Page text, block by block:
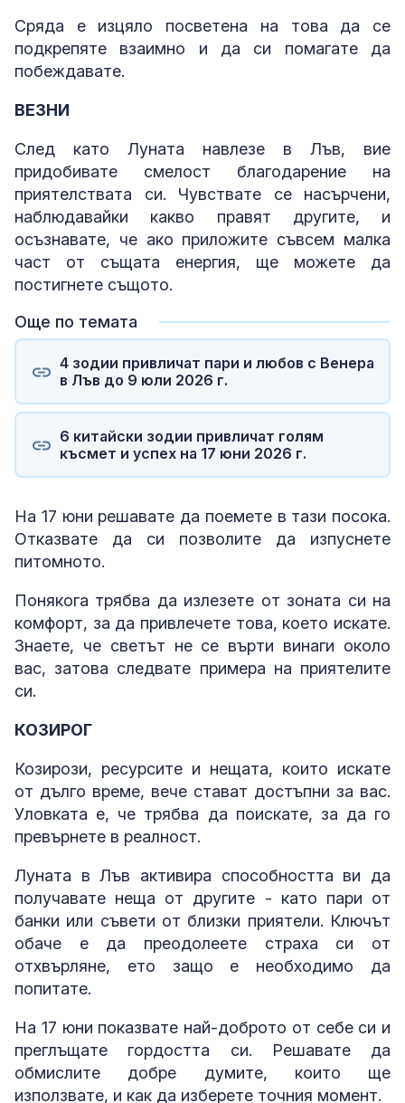
Сряда е изцяло посветена на това да се
подкрепяте взаимно и да си помагате да
побеждавате.
ВЕЗНИ
След като Луната навлезе в Лъв, вие
придобивате смелост благодарение на
приятелствата си. Чувствате се насърчени,
наблюдавайки какво правят другите, и
осъзнавате, че ако приложите съвсем малка
част от същата енергия, ще можете да
постигнете същото.
Още по темата
4 зодии привличат пари и любов с Венера
в Лъв до 9 юли 2026 г.
6 китайски зодии привличат голям
късмет и успех на 17 юни 2026 г.
На 17 юни решавате да поемете в тази посока.
Отказвате да си позволите да изпуснете
питомното.
Понякога трябва да излезете от зоната си на
комфорт, за да привлечете това, което искате.
Знаете, че светът не се върти винаги около
вас, затова следвате примера на приятелите
си.
КОЗИРОГ
Козирози, ресурсите и нещата, които искате
от дълго време, вече стават достъпни за вас.
Уловката е, че трябва да поискате, за да го
превърнете в реалност.
Луната в Лъв активира способността ви да
получавате неща от другите - като пари от
банки или съвети от близки приятели. Ключът
обаче е да преодолеете страха си от
отхвърляне, ето защо е необходимо да
попитате.
На 17 юни показвате най-доброто от себе си и
преглъщате гордостта си. Решавате да
обмислите добре думите, които ще
използвате, и как да изберете точния момент.